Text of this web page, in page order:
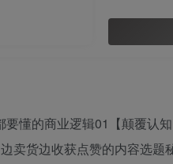
懂的商业逻辑01【颠覆认
卖货边收获点赞的内容选